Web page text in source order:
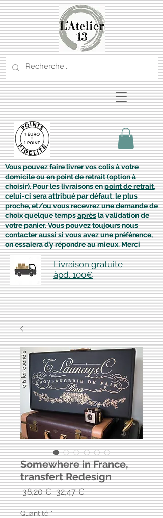
Vous pouvez faire livrer vos colis à votre
domicile ou en point de retrait (option à
choisir). Pour les livraisons enpoint de retrait,
celui-ci sera attribué par défaut, le plus
proche, et/ou vous recevrez une demande de
choix quelque tempsaprèsla validation de
votre panier. Vous pouvez toujours nous
contacter aussi si vous avez une préférence,
on essaiera d’y répondre au mieux. Merci
Livraison gratuite
àpd. 100€
Somewhere in France,
transfert Redesign
38,20 € Prix
original
32,47 €Prix
promotionnel
Quantité *